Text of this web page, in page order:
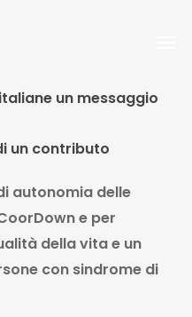
un messaggio
un contributo
autonomia delle
e per
della vita e un
con sindrome di